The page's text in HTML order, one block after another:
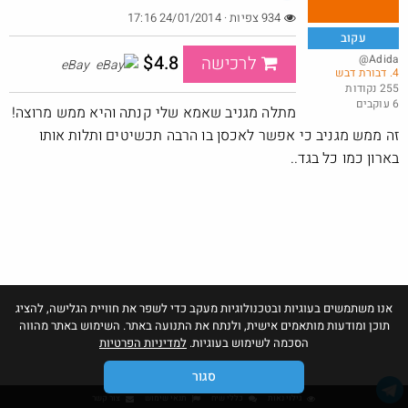
חדש בסופר פארם במחיר פיתה פלאפל: 10 קפסולות "פאנקי מאצ'ה"
ב- 1...
₪100.0
3· 16 · 525
אנו משתמשים בעוגיות ובטכנולוגיות מעקב כדי לשפר את חוויית הגלישה, להציג
תוכן ומודעות מותאמים אישית, ולנתח את התנועה באתר. השימוש באתר מהווה
הסכמה לשימוש בעוגיות. למדיניות הפרטיות
סגור
עקוב
@Adida
4. דבורת דבש
255 נקודות
6 עוקבים
לרכישה $4.8
eBay
מתלה מגניב שאמא שלי קנתה והיא ממש מרוצה!
זה ממש מגניב כי אפשר לאכסן בו הרבה תכשיטים ותלות אותו
בארון כמו כל בגד..